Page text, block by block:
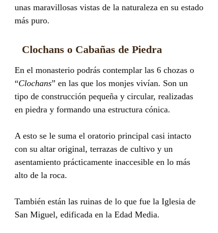
unas maravillosas vistas de la naturaleza en su estado
más puro.
Clochans o Cabañas de Piedra
En el monasterio podrás contemplar las 6 chozas o
“Clochans” en las que los monjes vivían. Son un
tipo de construcción pequeña y circular, realizadas
en piedra y formando una estructura cónica.
A esto se le suma el oratorio principal casi intacto
con su altar original, terrazas de cultivo y un
asentamiento prácticamente inaccesible en lo más
alto de la roca.
También están las ruinas de lo que fue la Iglesia de
San Miguel, edificada en la Edad Media.